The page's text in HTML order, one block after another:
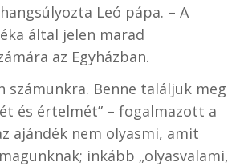
Leó pápa. – A
által jelen marad
az Egyházban.
számunkra. Benne találjuk meg
és értelmét” – fogalmazott a
ajándék nem olyasmi, amit
inkább „olyasvalami,